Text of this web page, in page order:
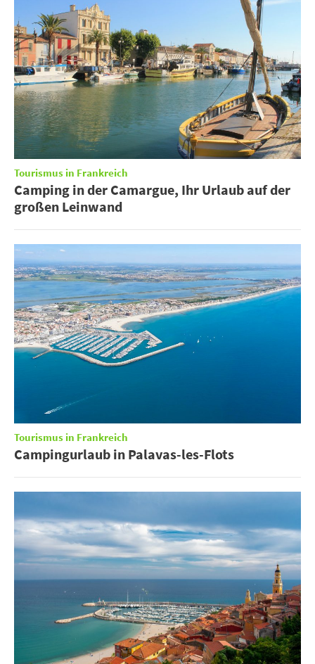
Tourismus in Frankreich
Camping in der Camargue, Ihr Urlaub auf der
großen Leinwand
Tourismus in Frankreich
Campingurlaub in Palavas-les-Flots